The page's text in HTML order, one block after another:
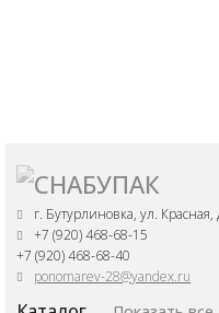
г. Бутурлиновка, ул. Красная,
+7 (920) 468-68-15
+7 (920) 468-68-40
ponomarev-28@yandex.ru